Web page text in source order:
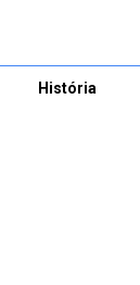
História